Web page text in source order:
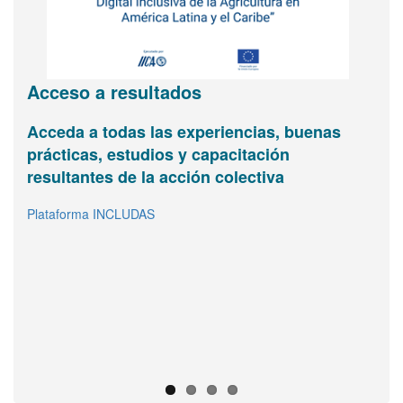
Acceso a resultados
Acceda a todas las experiencias, buenas
prácticas, estudios y capacitación
resultantes de la acción colectiva
Plataforma INCLUDAS
Agricultura digital e inclusión
Infografía interactiva
Vea y comparta información básica sobre
FORAGRO en una página
FORAGRO le invita a
sumarse a su Asamblea de
Miembros